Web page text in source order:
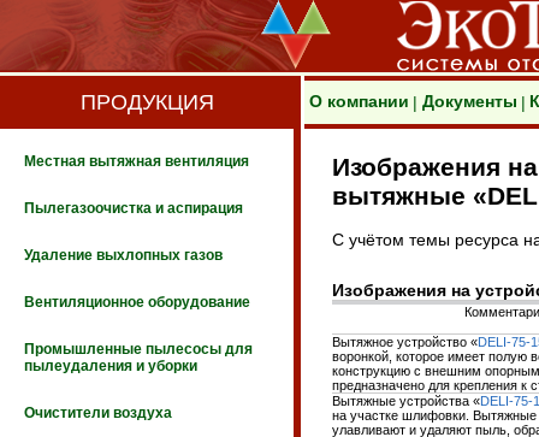
ПРОДУКЦИЯ
Местная вытяжная вентиляция
Пылегазоочистка и аспирация
Удаление выхлопных газов
Вентиляционное оборудование
Промышленные пылесосы для
пылеудаления и уборки
Очистители воздуха
О компании | Документы |
Изображения
вытяжные
С учётом темы ресурса
Изображения на
Вытяжное устройство «DELI-75-
воронкой, которое имеет полую
конструкцию с внешним
предназначено для крепления к
Вытяжные устройства «DELI-75-
на участке шлифовки. Вытяжные
улавливают и удаляют пыль,